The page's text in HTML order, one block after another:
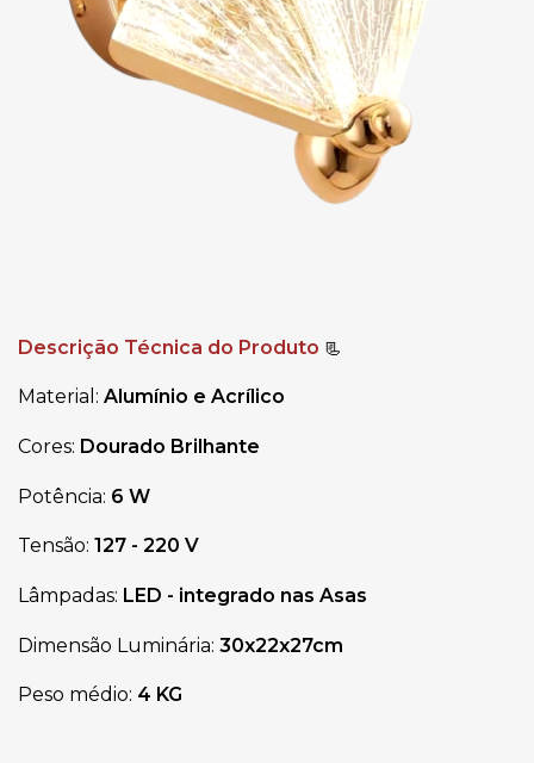
Descrição Técnica do Produto 📃
Material: Alumínio e Acrílico
Cores: Dourado Brilhante
Potência: 6 W
Tensão: 127 - 220 V
Lâmpadas: LED - integrado nas Asas
Dimensão Luminária: 30x22x27cm
Peso médio: 4 KG